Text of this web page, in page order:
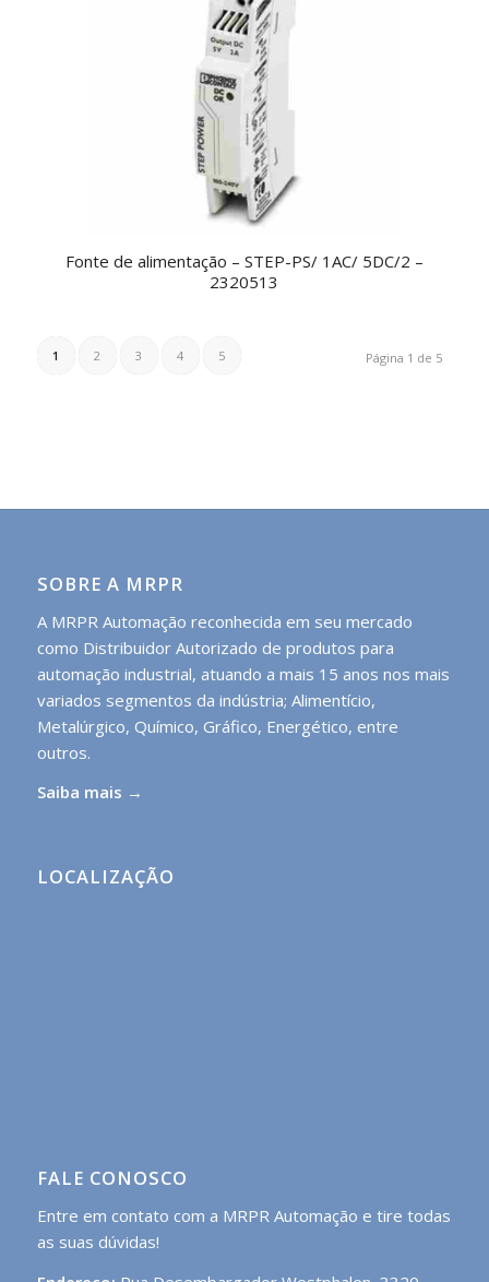
Fonte de alimentação – STEP-PS/ 1AC/ 5DC/2 –
2320513
Página 1 de 5
1 2 3 4 5
SOBRE A MRPR
A MRPR Automação reconhecida em seu mercado
como Distribuidor Autorizado de produtos para
automação industrial, atuando a mais 15 anos nos mais
variados segmentos da indústria; Alimentício,
Metalúrgico, Químico, Gráfico, Energético, entre
outros.
Saiba mais →
LOCALIZAÇÃO
FALE CONOSCO
Entre em contato com a MRPR Automação e tire todas
as suas dúvidas!